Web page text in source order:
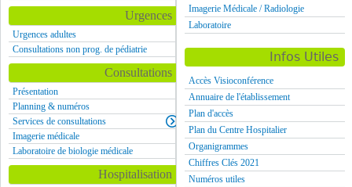
Urgences
Urgences adultes
Consultations non prog. de pédiatrie
Consultations
Présentation
Planning & numéros
Services de consultations
Imagerie médicale
Laboratoire de biologie médicale
Hospitalisation
Imagerie Médicale / Radiologie
Laboratoire
Infos Utiles
Accès Visioconférence
Annuaire de l'établissement
Plan d'accès
Plan du Centre Hospitalier
Organigrammes
Chiffres Clés 2021
Numéros utiles